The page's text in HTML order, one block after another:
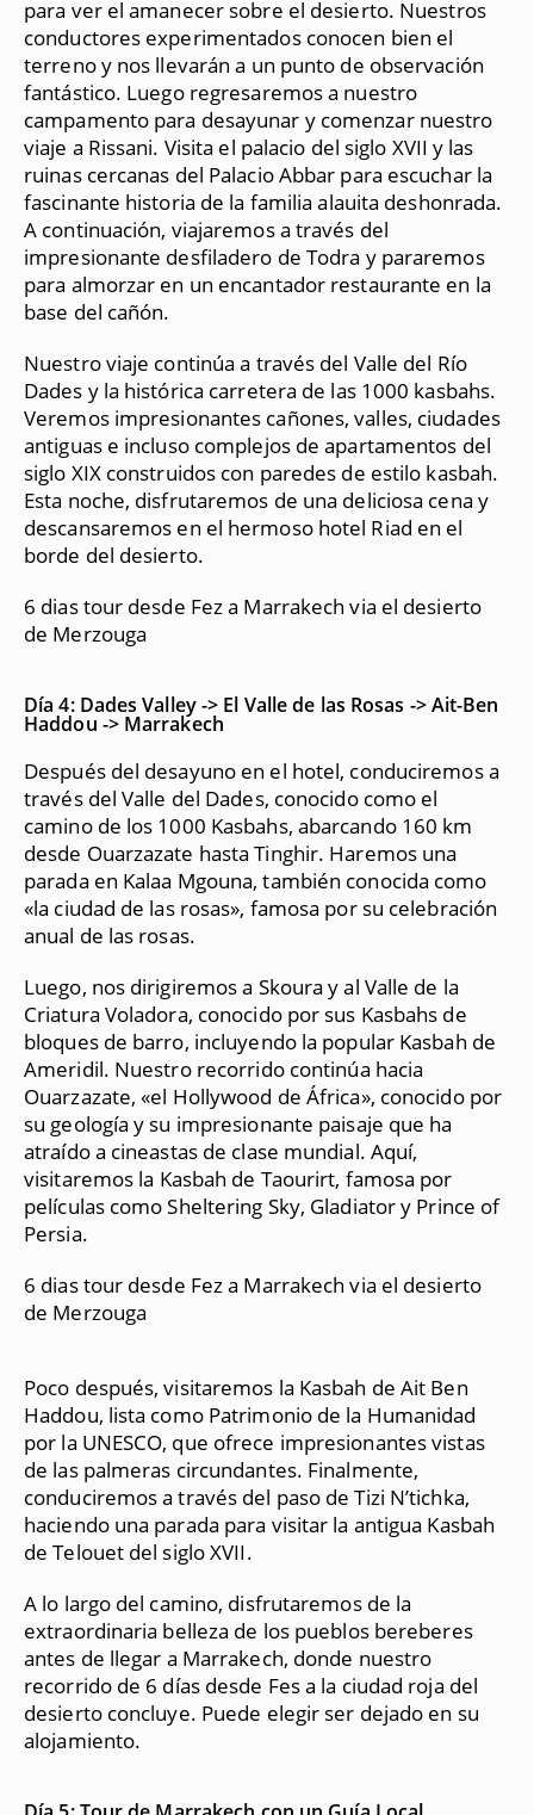
para ver el amanecer sobre el desierto. Nuestros
conductores experimentados conocen bien el
terreno y nos llevarán a un punto de observación
fantástico. Luego regresaremos a nuestro
campamento para desayunar y comenzar nuestro
viaje a Rissani. Visita el palacio del siglo XVII y las
ruinas cercanas del Palacio Abbar para escuchar la
fascinante historia de la familia alauita deshonrada.
A continuación, viajaremos a través del
impresionante desfiladero de Todra y pararemos
para almorzar en un encantador restaurante en la
base del cañón.
Nuestro viaje continúa a través del Valle del Río
Dades y la histórica carretera de las 1000 kasbahs.
Veremos impresionantes cañones, valles, ciudades
antiguas e incluso complejos de apartamentos del
siglo XIX construidos con paredes de estilo kasbah.
Esta noche, disfrutaremos de una deliciosa cena y
descansaremos en el hermoso hotel Riad en el
borde del desierto.
6 dias tour desde Fez a Marrakech via el desierto
de Merzouga
Día 4: Dades Valley -> El Valle de las Rosas -> Ait-Ben
Haddou -> Marrakech
Después del desayuno en el hotel, conduciremos a
través del Valle del Dades, conocido como el
camino de los 1000 Kasbahs, abarcando 160 km
desde Ouarzazate hasta Tinghir. Haremos una
parada en Kalaa Mgouna, también conocida como
«la ciudad de las rosas», famosa por su celebración
anual de las rosas.
Luego, nos dirigiremos a Skoura y al Valle de la
Criatura Voladora, conocido por sus Kasbahs de
bloques de barro, incluyendo la popular Kasbah de
Ameridil. Nuestro recorrido continúa hacia
Ouarzazate, «el Hollywood de África», conocido por
su geología y su impresionante paisaje que ha
atraído a cineastas de clase mundial. Aquí,
visitaremos la Kasbah de Taourirt, famosa por
películas como Sheltering Sky, Gladiator y Prince of
Persia.
6 dias tour desde Fez a Marrakech via el desierto
de Merzouga
Poco después, visitaremos la Kasbah de Ait Ben
Haddou, lista como Patrimonio de la Humanidad
por la UNESCO, que ofrece impresionantes vistas
de las palmeras circundantes. Finalmente,
conduciremos a través del paso de Tizi N’tichka,
haciendo una parada para visitar la antigua Kasbah
de Telouet del siglo XVII.
A lo largo del camino, disfrutaremos de la
extraordinaria belleza de los pueblos bereberes
antes de llegar a Marrakech, donde nuestro
recorrido de 6 días desde Fes a la ciudad roja del
desierto concluye. Puede elegir ser dejado en su
alojamiento.